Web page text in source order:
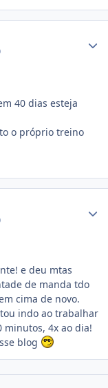
40 dias esteja
o próprio treino
e deu mtas
de manda tdo
cima de novo.
indo ao trabalhar
minutos, 4x ao dia!
blog